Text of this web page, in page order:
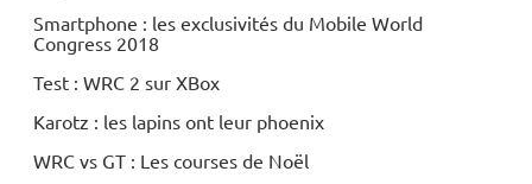
Smartphone : les exclusivités du Mobile World
Congress 2018
Test : WRC 2 sur XBox
Karotz : les lapins ont leur phoenix
WRC vs GT : Les courses de Noël